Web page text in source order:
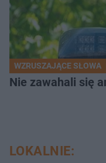
WZRUSZAJĄCE SŁOWA
Nie zawahali się
LOKALNIE: